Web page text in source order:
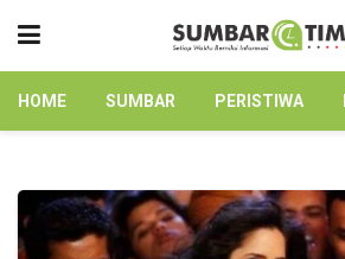
HOME SUMBAR PERISTIWA